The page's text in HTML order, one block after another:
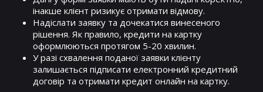
інакше клієнт ризикує отримати відмову.
Надіслати заявку та дочекатися винесеного
рішення. Як правило, кредити на картку
оформлюються протягом 5-20 хвилин.
У разі схвалення поданої заявки клієнту
залишається підписати електронний кредитний
договір та отримати кредит онлайн на картку.